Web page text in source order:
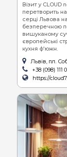
Візит у CLOUD
перетворить
серці Львова
безперечною
вишуканому
європейські
кухня ф'южн.
Львів, пл.
+38 (098) 111
https://